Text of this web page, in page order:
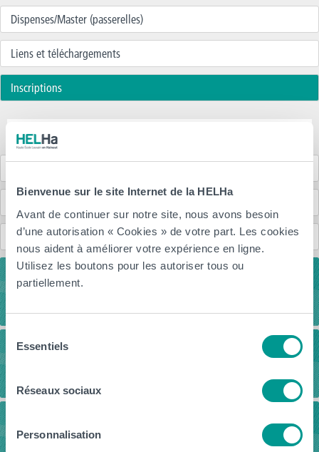
Bienvenue sur le site Internet de la HELHa
Avant de continuer sur notre site, nous avons besoin
d’une autorisation « Cookies » de votre part. Les cookies
nous aident à améliorer votre expérience en ligne.
Utilisez les boutons pour les autoriser tous ou
partiellement.
Sélection
consentement
Essentiels
Réseaux sociaux
Personnalisation
Dispenses/Master (passerelles)
Liens et téléchargements
Inscriptions
Nous contacter
Télécharge la brochure